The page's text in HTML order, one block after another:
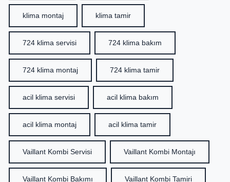
klima montaj klima tamir
724 klima servisi 724 klima bakım
724 klima montaj 724 klima tamir
acil klima servisi acil klima bakım
acil klima montaj acil klima tamir
Vaillant Kombi Servisi Vaillant Kombi Montajı
Vaillant Kombi Bakımı Vaillant Kombi Tamiri